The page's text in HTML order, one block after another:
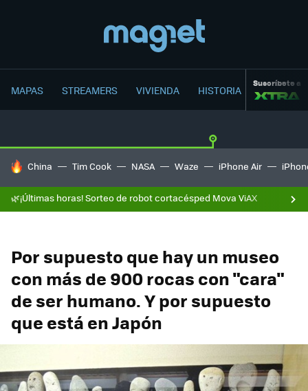
MAPAS STREAMERS VIVIENDA HISTORIA Suscríbete a
HOY SE HABLA DE
China Tim Cook NASA Waze iPhone Air
🌿¡Últimas horas! Sorteo de robot cortacésped Mova ViAX
Por supuesto que hay un museo
con más de 900 rocas con "cara"
de ser humano. Y por supuesto
que está en Japón